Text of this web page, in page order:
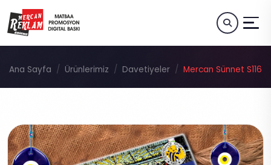
Ana Sayfa Ürünlerimiz Davetiyeler Mercan Sünnet S116